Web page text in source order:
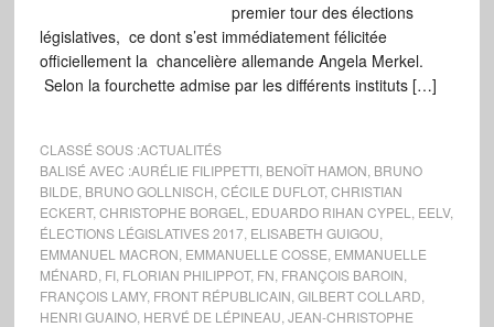
premier tour des élections
législatives, ce dont s’est immédiatement félicitée
officiellement la chancelière allemande Angela Merkel.
Selon la fourchette admise par les différents instituts […]
CLASSÉ SOUS :ACTUALITÉS
BALISÉ AVEC :AURÉLIE FILIPPETTI, BENOÎT HAMON BRUNO
BILDE BRUNO GOLLNISCH CÉCILE DUFLOT, CHRISTIAN
ECKERT, CHRISTOPHE BORGEL EDUARDO RIHAN CYPEL EELV,
ÉLECTIONS LÉGISLATIVES 2017, ELISABETH GUIGOU
EMMANUEL MACRON EMMANUELLE COSSE EMMANUELLE
MÉNARD FI, FLORIAN PHILIPPOT, FN FRANÇOIS BAROIN
FRANÇOIS LAMY, FRONT RÉPUBLICAIN GILBERT COLLARD
HENRI GUAINO, HERVÉ DE LÉPINEAU JEAN-CHRISTOPHE